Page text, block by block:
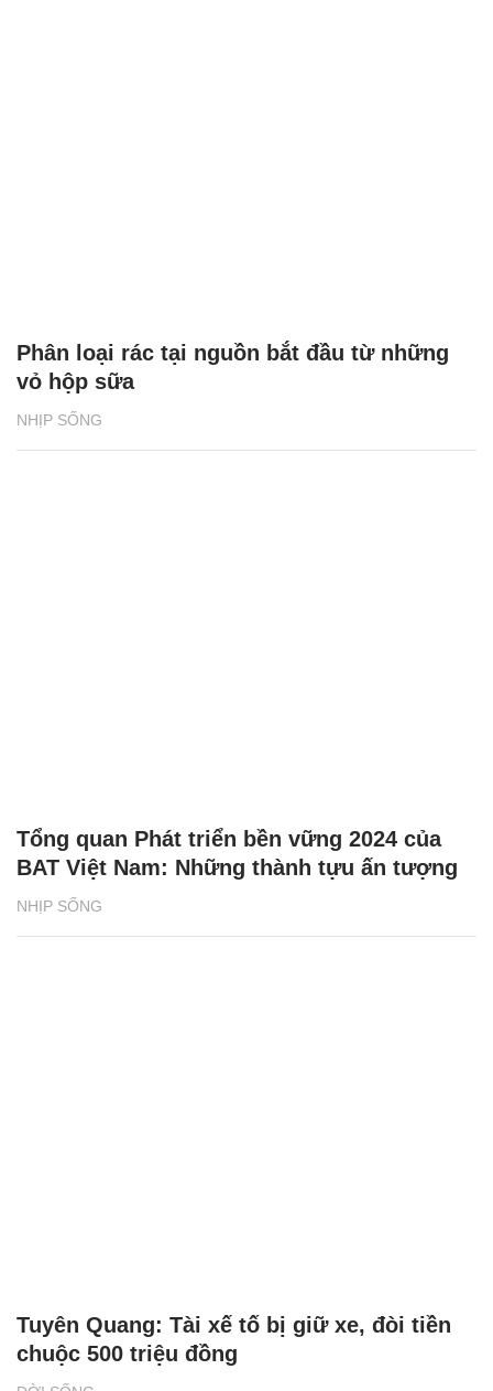
NHỊP SỐNG
Phân loại rác tại nguồn bắt đầu từ những
vỏ hộp sữa
NHỊP SỐNG
Tổng quan Phát triển bền vững 2024 của
BAT Việt Nam: Những thành tựu ấn tượng
Tuyên Quang: Tài xế tố bị giữ xe, đòi tiền
chuộc 500 triệu đồng